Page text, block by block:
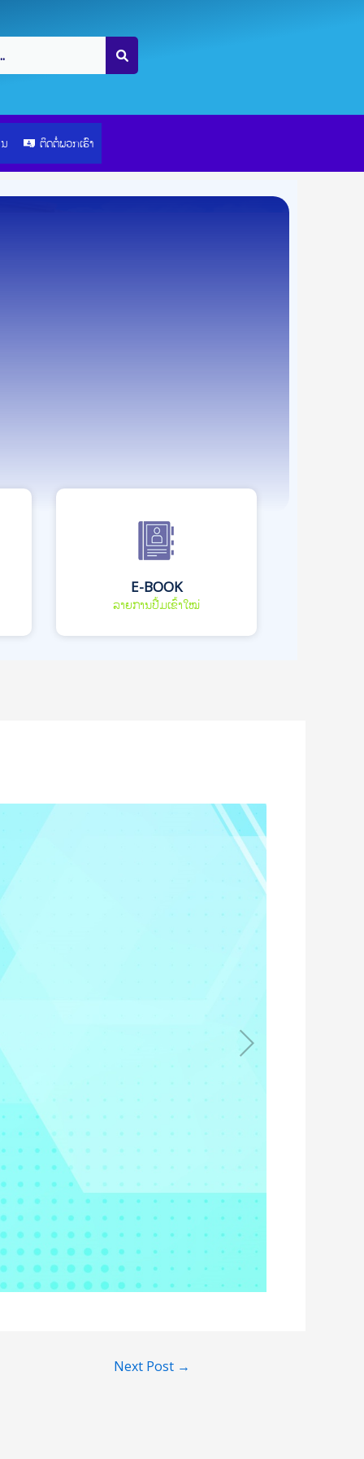
ຕິດຕໍ່ພວກເຮົາ
E-BOOK
ລາຍການປື້ມເຂົ້າໃໝ່
Next Post →